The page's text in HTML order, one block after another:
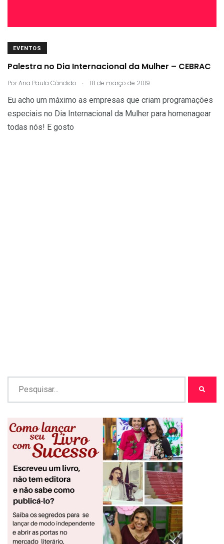
EVENTOS
Palestra no Dia Internacional da Mulher – CEBRAC
PorAna Paula Cândido . 18 de março de 2019
Eu acho um máximo as empresas que criam programações
especiais no Dia Internacional da Mulher para homenagear
todas nós! E gosto